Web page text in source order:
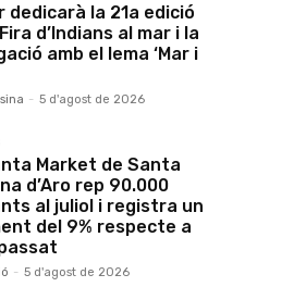
dedicarà la 21a edició
d’Indians al mar i la
amb el lema ‘Mar i
- 5 d'agost de 2026
Market de Santa
d’Aro rep 90.000
al juliol i registra un
del 9% respecte a
- 5 d'agost de 2026